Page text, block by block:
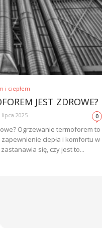
i ciepłem
JEST ZDROWE?
lipca 2025 0
Ogrzewanie termoforem to
ciepła i komfortu w
się, czy jest to...